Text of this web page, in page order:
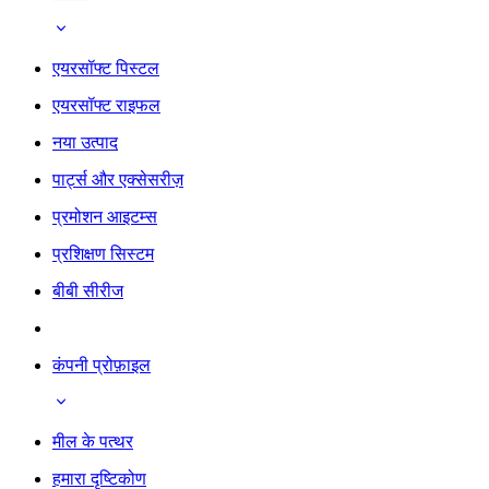
एयरसॉफ्ट पिस्टल
एयरसॉफ्ट राइफल
नया उत्पाद
पार्ट्स और एक्सेसरीज़
प्रमोशन आइटम्स
प्रशिक्षण सिस्टम
बीबी सीरीज
कंपनी प्रोफ़ाइल
मील के पत्थर
हमारा दृष्टिकोण